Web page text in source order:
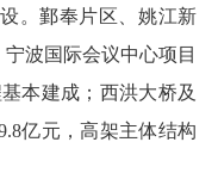
。鄞奉片区、姚江新
波国际会议中心项目
本建成；西洪大桥及
亿元，高架主体结构